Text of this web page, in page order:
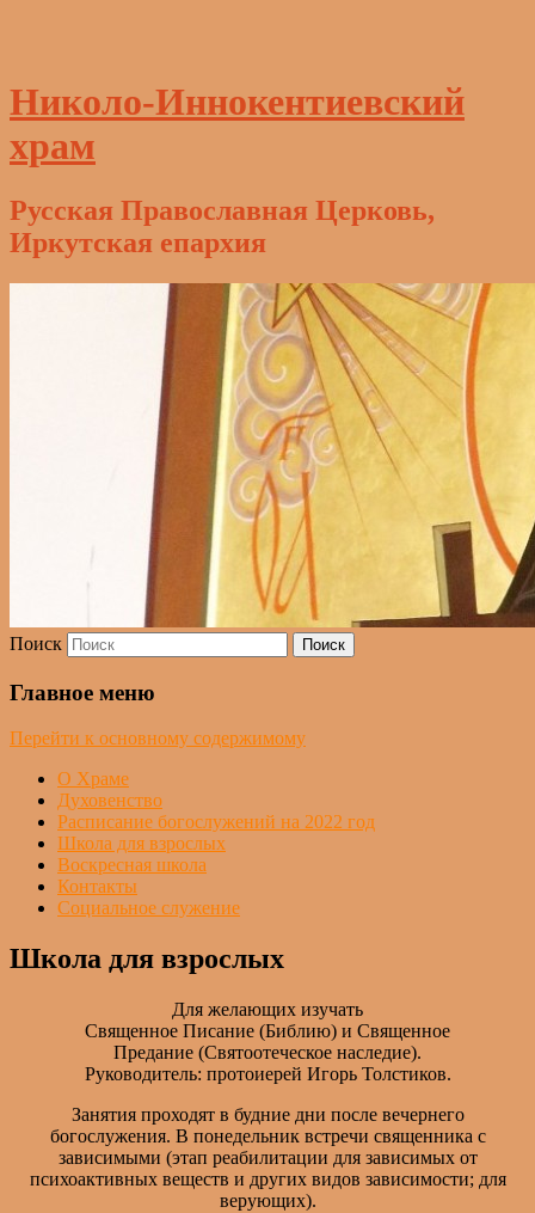
Николо-Иннокентиевский
храм
Русская Православная Церковь,
Иркутская епархия
Поиск
Главное меню
Перейти к основному содержимому
О Храме
Духовенство
Расписание богослужений на 2022 год
Школа для взрослых
Воскресная школа
Контакты
Социальное служение
Школа для взрослых
Для желающих изучать
Священное Писание (Библию) и Священное
Предание (Святоотеческое наследие).
Руководитель: протоиерей Игорь Толстиков.
Занятия проходят в будние дни после вечернего
богослужения. В понедельник встречи священника с
зависимыми (этап реабилитации для зависимых от
психоактивных веществ и других видов зависимости; для
верующих).